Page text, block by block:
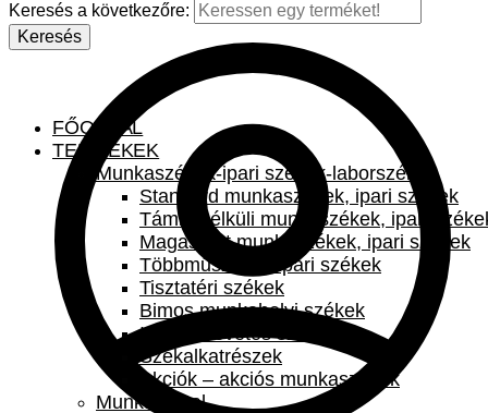
Keresés a következőre:
Keresés
FŐOLDAL
TERMÉKEK
Munkaszékek-ipari székek-laborszékek
Standard munkaszékek, ipari székek
Támla nélküli munkaszékek, ipari
Magasított munkaszékek, ipari székek
Többműszakos ipari székek
Tisztatéri székek
Bimos munkahelyi székek
Irodai szövetes székek
Székalkatrészek
Akciók – akciós munkaszékek
Munkaasztal